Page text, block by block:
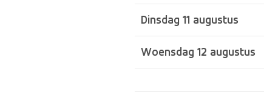
Dinsdag 11 augustus
Woensdag 12 augustus